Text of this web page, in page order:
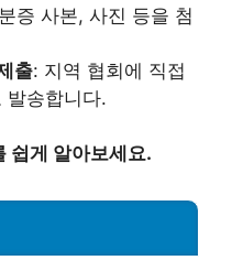
증 사본, 사진 등을 첨
출: 지역 협회에 직접
발송합니다.
쉽게 알아보세요.